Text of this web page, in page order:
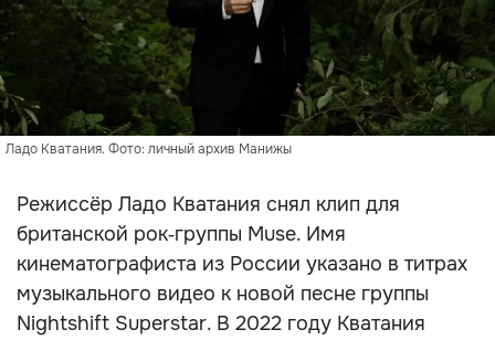
Ладо Кватания. Фото: личный архив Манижы
Режиссёр Ладо Кватания снял клип для
британской рок‑группы Muse. Имя
кинематографиста из России указано в титрах
музыкального видео к новой песне группы
Nightshift Superstar. В 2022 году Кватания